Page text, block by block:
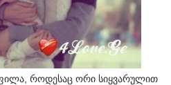
როდესაც ორი სიყვარულით